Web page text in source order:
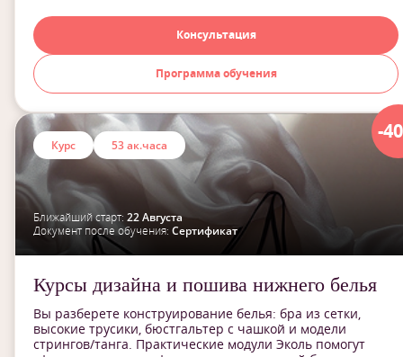
Консультация
Программа обучения
-
Курс 53 ак.часа
Ближайший старт: 22 Августа
Документ после обучения: Сертификат
Курсы дизайна и пошива нижнего белья
Вы разберете конструирование белья: бра из сетки,
высокие трусики, бюстгальтер с чашкой и модели
стрингов/танга. Практические модули Эколь помогут